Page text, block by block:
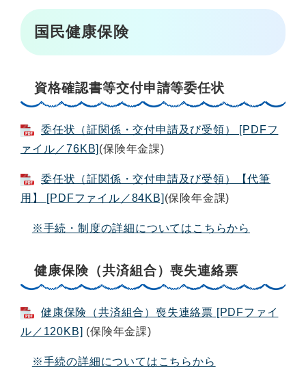
国民健康保険
資格確認書等交付申請等委任状
委任状（証関係・交付申請及び受領） [PDFフ
ァイル／76KB] (保険年金課)
委任状（証関係・交付申請及び受領）【代筆
用】 [PDFファイル／84KB] (保険年金課)
※手続・制度の詳細についてはこちらから
健康保険（共済組合）喪失連絡票
健康保険（共済組合）喪失連絡票 [PDFファイ
ル／120KB] (保険年金課)
※手続の詳細についてはこちらから